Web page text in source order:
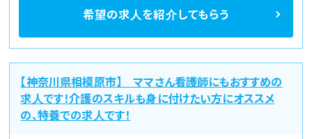
希望の求人を紹介してもらう
【神奈川県相模原市】 ママさん看護師にもおすすめの
求人です！介護のスキルも身に付けたい方にオススメ
の、特養での求人です！